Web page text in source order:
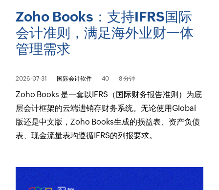
Zoho Books：支持IFRS国际
会计准则，满足海外业财一体
管理需求
2026-07-31 国际会计软件 40 8 分钟
Zoho Books 是一套以IFRS（国际财务报告准则）为底
层会计框架的云端进销存财务系统。无论使用Global
版还是中文版，Zoho Books生成的损益表、资产负债
表、现金流量表均遵循IFRS的列报要求。